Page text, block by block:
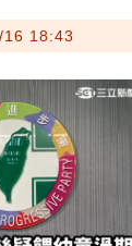
16 18:43